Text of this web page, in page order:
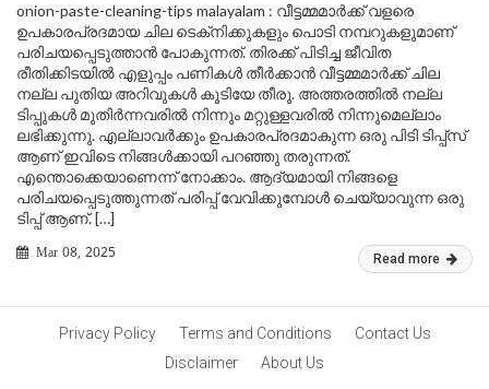
onion-paste-cleaning-tips malayalam : വീട്ടമ്മമാർക്ക് വളരെ
ഉപകാരപ്രദമായ ചില ടെക്‌നിക്കുകളും പൊടി നമ്പറുകളുമാണ്
പരിചയപ്പെടുത്താൻ പോകുന്നത്. തിരക്ക് പിടിച്ച ജീവിത
രീതിക്കിടയിൽ എളുപ്പം പണികൾ തീർക്കാൻ വീട്ടമ്മമാർക്ക് ചില
നല്ല പുതിയ അറിവുകൾ കൂടിയേ തീരൂ. അത്തരത്തിൽ നല്ല
ടിപ്പുകൾ മുതിർന്നവരിൽ നിന്നും മറ്റുള്ളവരിൽ നിന്നുമെല്ലാം
ലഭിക്കുന്നു. എല്ലാവർക്കും ഉപകാരപ്രദമാകുന്ന ഒരു പിടി ടിപ്പ്സ്
ആണ് ഇവിടെ നിങ്ങൾക്കായി പറഞ്ഞു തരുന്നത്.
എന്തൊക്കെയാണെന്ന് നോക്കാം. ആദ്യമായി നിങ്ങളെ
പരിചയപ്പെടുത്തുന്നത് പരിപ്പ് വേവിക്കുമ്പോൾ ചെയ്യാവുന്ന ഒരു
ടിപ്പ് ആണ്. […]
Mar 08, 2025 Read more
Privacy Policy Terms and Conditions
Contact Us
Disclaimer
About Us